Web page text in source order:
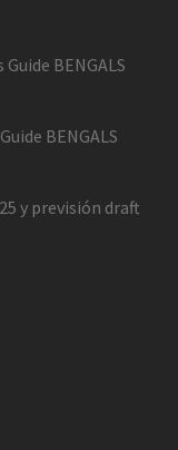
BENGALS
BENGALS
y previsión draft